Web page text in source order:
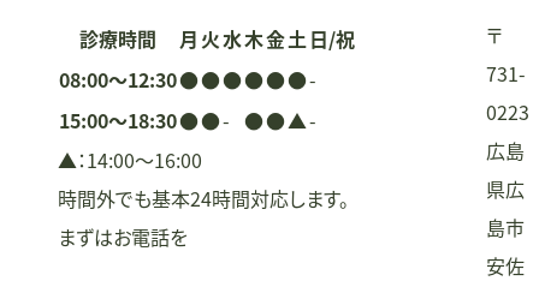
診療時間 月 火水木金土日/祝
08:00〜12:30●●●●●●-
15:00〜18:30●●- ●●▲-
▲：14:00〜16:00
時間外でも基本24時間対応します。
まずはお電話を
〒
731-
0223
広島
県広
島市
安佐